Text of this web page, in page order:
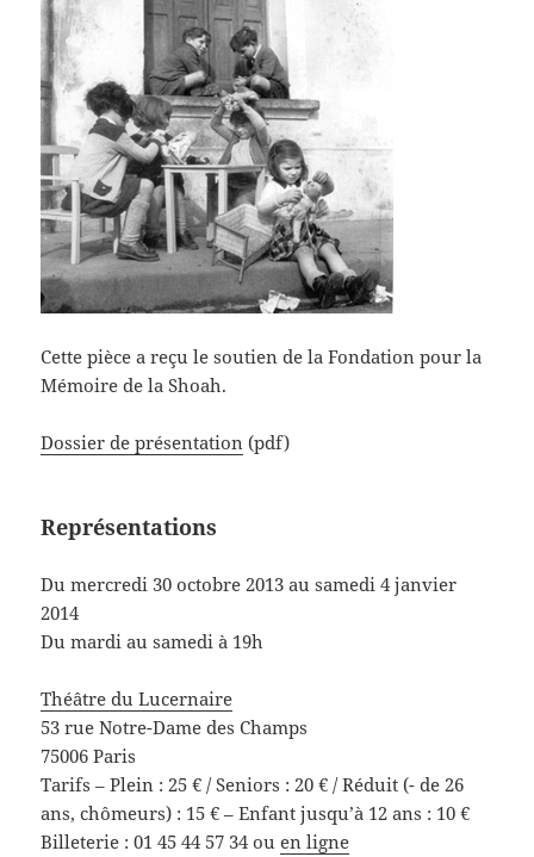
Cette pièce a reçu le soutien de la Fondation pour la
Mémoire de la Shoah.
Dossier de présentation (pdf)
Représentations
Du mercredi 30 octobre 2013 au samedi 4 janvier
2014
Du mardi au samedi à 19h
Théâtre du Lucernaire
53 rue Notre-Dame des Champs
75006 Paris
Tarifs – Plein : 25 € / Seniors : 20 € / Réduit (- de 26
ans, chômeurs) : 15 € – Enfant jusqu’à 12 ans : 10 €
Billeterie : 01 45 44 57 34 ouen ligne